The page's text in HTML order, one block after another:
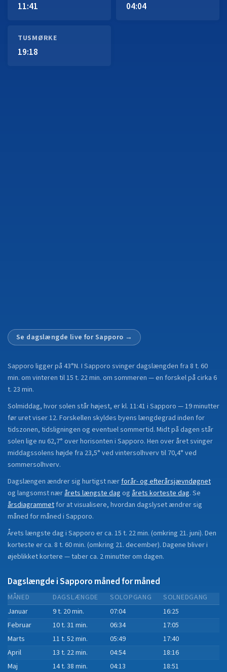
11:41 04:04
TUSMØRKE
19:18
Se dagslængde live forSapporo →
Sapporo ligger på 43°N. I Sapporo svinger dagslængden fra 8 t. 60
min. om vinteren til 15 t. 22 min. om sommeren — en forskel på cirka 6
t. 23 min.
Solmiddag, hvor solen står højest, er kl. 11:41 i Sapporo — 19 minutter
før uret viser 12. Forskellen skyldes byens længdegrad inden for
tidszonen, tidsligningen og eventuel sommertid. Midt på dagen står
solen lige nu 62,7° over horisonten i Sapporo. Hen over året svinger
middagssolens højde fra 23,5° ved vintersolhverv til 70,4° ved
sommersolhverv.
Dagslængen ændrer sig hurtigst nærforår- og efterårsjævndøgnet
og langsomst nærårets længste dag og årets korteste dag. Se
årsdiagrammetfor at visualisere, hvordan dagslyset ændrer sig
måned for måned i Sapporo.
Årets længste dag i Sapporo er ca. 15 t. 22 min. (omkring 21. juni). Den
korteste er ca. 8 t. 60 min. (omkring 21. december). Dagene bliver i
øjeblikketkortere —taberca. 2minutterom dagen.
Dagslængde iSapporo måned for måned
MÅNED DAGSLÆNGDE SOLOPGANG
SOLNEDGANG
Januar
9 t. 20 min. 07:04
16:25
Februar
10 t. 31 min. 06:34
17:05
Marts
11 t. 52 min. 05:49
17:40
April
13 t. 22 min. 04:54
18:16
Maj
14 t. 38 min. 04:13
18:51